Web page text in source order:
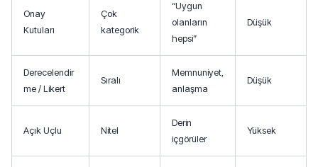
Onay
Kutuları
Çok
kategorik
“Uygun
olanların
hepsi”
Düşük
Derecelendir
me / Likert
Sıralı
Memnuniyet,
anlaşma
Düşük
Açık Uçlu Nitel
Derin
içgörüler
Yüksek